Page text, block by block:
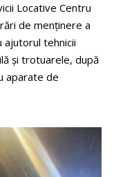
Locative Centru
de menținere a
ajutorul tehnicii
și trotuarele, după
aparate de